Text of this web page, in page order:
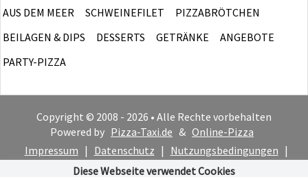
AUS DEM MEER
SCHWEINEFILET
PIZZABRÖTCHEN
BEILAGEN & DIPS
DESSERTS GETRÄNKE
ANGEBOTE
PARTY-PIZZA
Copyright © 2008 - 2026 • Alle Rechte vorbehalten
Powered by Pizza-Taxi.de & Online-Pizza
Impressum | Datenschutz | Nutzungsbedingungen |
Cookie-Hinweis
Diese Webseite verwendet Cookies